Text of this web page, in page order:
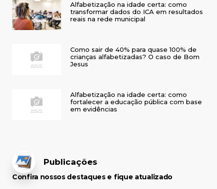
Alfabetização na idade certa: como
transformar dados do ICA em resultados
reais na rede municipal
Como sair de 40% para quase 100% de
crianças alfabetizadas? O caso de Bom
Jesus
Alfabetização na idade certa: como
fortalecer a educação pública com base
em evidências
Publicações
Confira nossos destaques e fique atualizado